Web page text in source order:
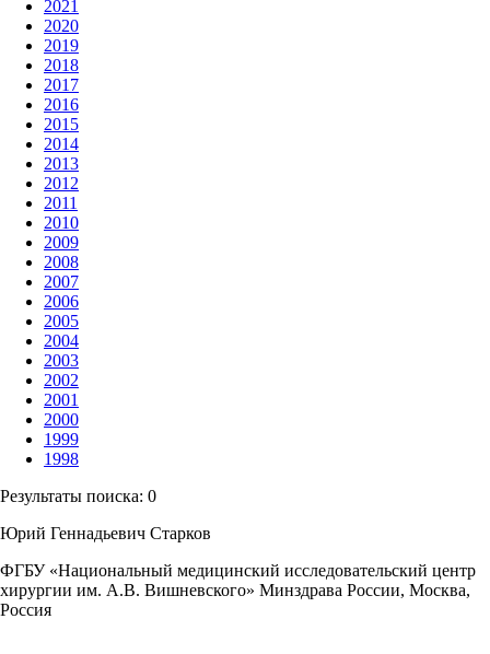
2021
2020
2019
2018
2017
2016
2015
2014
2013
2012
2011
2010
2009
2008
2007
2006
2005
2004
2003
2002
2001
2000
1999
1998
Результаты поиска: 0
Юрий Геннадьевич Старков
ФГБУ «Национальный медицинский исследовательский центр
хирургии им. А.В. Вишневского» Минздрава России, Москва,
Россия